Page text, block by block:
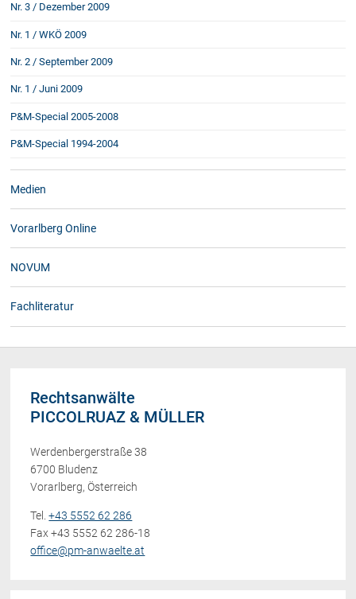
Nr. 3 / Dezember 2009
Nr. 1 / WKÖ 2009
Nr. 2 / September 2009
Nr. 1 / Juni 2009
P&M-Special 2005-2008
P&M-Special 1994-2004
Medien
Vorarlberg Online
NOVUM
Fachliteratur
Rechtsanwälte
PICCOLRUAZ & MÜLLER
Werdenbergerstraße 38
6700 Bludenz
Vorarlberg, Österreich
Tel.+43 5552 62 286
Fax +43 5552 62 286-18
office@pm-anwaelte.at